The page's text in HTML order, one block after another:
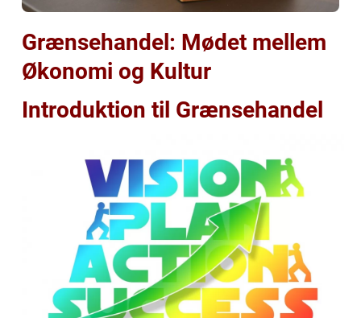
Grænsehandel: Mødet mellem
Økonomi og Kultur
Introduktion til Grænsehandel